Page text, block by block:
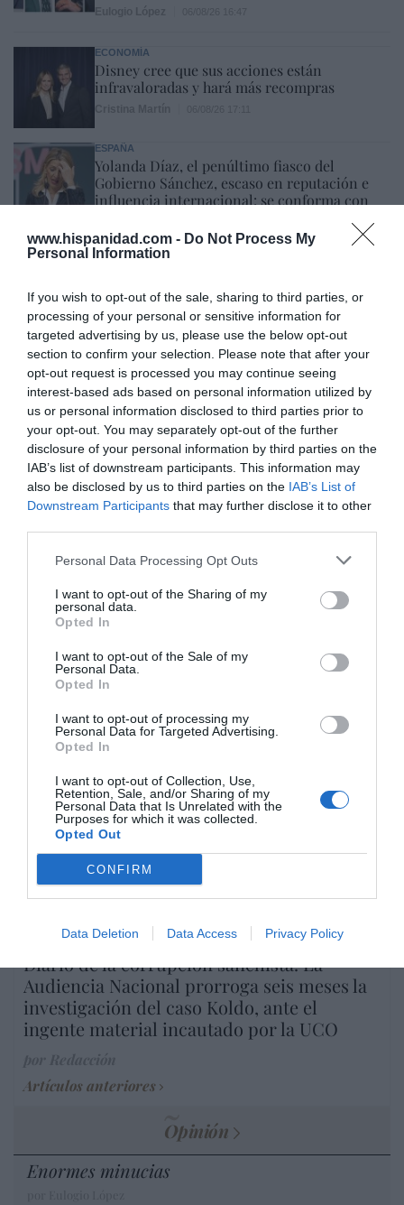
www.hispanidad.com - Do Not Process My
Personal Information
If you wish to opt-out of the sale, sharing to third parties, or
processing of your personal or sensitive information for
targeted advertising by us, please use the below opt-out
section to confirm your selection. Please note that after your
opt-out request is processed you may continue seeing
interest-based ads based on personal information utilized by
us or personal information disclosed to third parties prior to
your opt-out. You may separately opt-out of the further
disclosure of your personal information by third parties on the
IAB’s list of downstream participants. This information may
also be disclosed by us to third parties on the IAB’s List of
Downstream Participants that may further disclose it to other
Personal Data Processing Opt Outs
I want to opt-out of the Sharing of my
personal data.
Opted In
I want to opt-out of the Sale of my
Personal Data.
Opted In
I want to opt-out of processing my
Personal Data for Targeted Advertising.
Opted In
I want to opt-out of Collection, Use,
Retention, Sale, and/or Sharing of my
Personal Data that Is Unrelated with the
Purposes for which it was collected.
Opted Out
CONFIRM
Data Deletion Data Access Privacy Policy
ECONOMÍA
Disney cree que sus acciones están
infravaloradas y hará más recompras
ESPAÑA
Yolanda Díaz, el penúltimo fiasco del
Gobierno Sánchez, escaso en reputación e
influencia internacional: se conforma con
Cristina Martín 06/08/26 12:41
Colombia. De la Espriella toma posesión
como presidente, entre amenazas terroristas
del ELN y el sabotaje de la Izquierda
José Ángel Gutiérrez 06/08/26 12:35
OPINIÓN
Vox pide devolver a los hijos con sus padres...
y es fascista...el PNV opina lo mismo... y es
progresista
Redacción 06/08/26 17:03
ECONOMÍA
Siemens baja en bolsa, pese a que vuelve a
elevar previsiones, tras un trimestre récord
OPINIÓN
“Sánchez es un sinvergüenza que ha
abandonado a su país, porque Ceuta es
connivencia con Marruecos”: acusa una ceutí
Hispanidad
Marcelo Gullo: “El trabajo de desmitificar la
historia, de poner la verdadera, de
desmontar la falsificación, es un trabajo
cristiano"
por Hispanidad
Artículos anteriores
Diario de la corrupción sanchista. La
Audiencia Nacional prorroga seis meses la
investigación del caso Koldo, ante el
ingente material incautado por la UCO
Artículos anteriores
Opinión
Enormes minucias